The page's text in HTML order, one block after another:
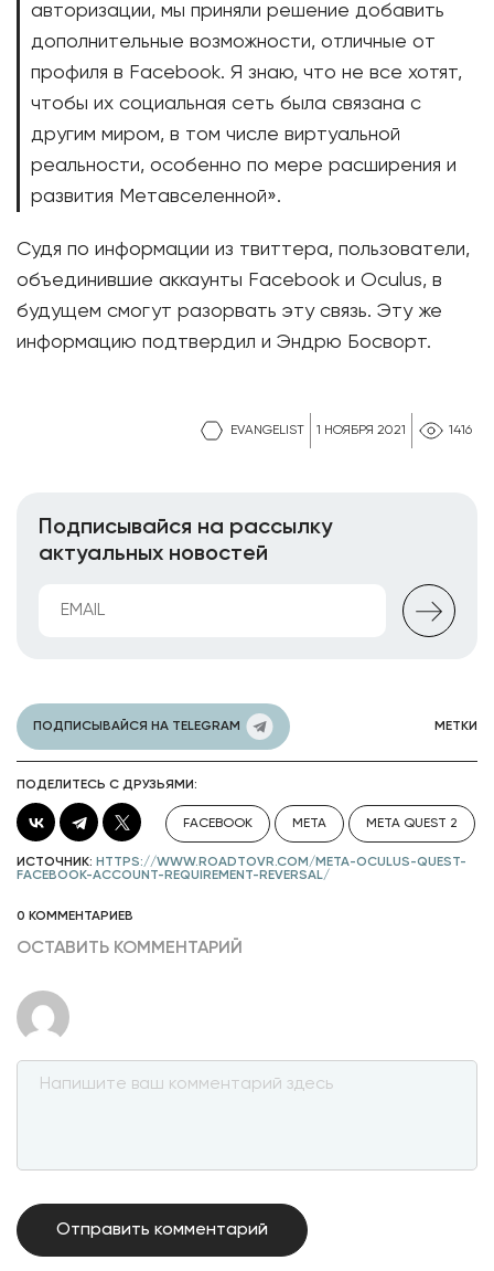
EVANGELIST 1 НОЯБРЯ 2021 1416
авторизации, мы приняли решение добавить
дополнительные возможности, отличные от
профиля в Facebook. Я знаю, что не все хотят,
чтобы их социальная сеть была связана с
другим миром, в том числе виртуальной
реальности, особенно по мере расширения и
развития Метавселенной».
Судя по информации из твиттера, пользователи,
объединившие аккаунты Facebook и Oculus, в
будущем смогут разорвать эту связь. Эту же
информацию подтвердил и Эндрю Босворт.
Подписывайся на рассылку
актуальных новостей
ПОДПИСЫВАЙСЯ НА TELEGRAM МЕТКИ
ПОДЕЛИТЕСЬ С ДРУЗЬЯМИ:
FACEBOOK META META QUEST 2
ИСТОЧНИК: HTTPS://WWW.ROADTOVR.COM/META-OCULUS-QUEST-
FACEBOOK-ACCOUNT-REQUIREMENT-REVERSAL/
0 КОММЕНТАРИЕВ
ОСТАВИТЬ КОММЕНТАРИЙ